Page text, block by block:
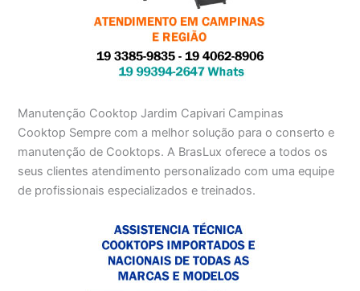
Manutenção Cooktop Jardim Capivari Campinas
Cooktop Sempre com a melhor solução para o conserto e
manutenção de Cooktops. A BrasLux oferece a todos os
seus clientes atendimento personalizado com uma equipe
de profissionais especializados e treinados.